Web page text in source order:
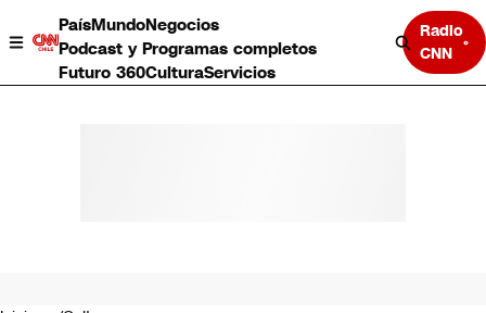
PaísMundoNegocios
Podcast y Programas completos
Futuro 360CulturaServicios
Radio
CNN